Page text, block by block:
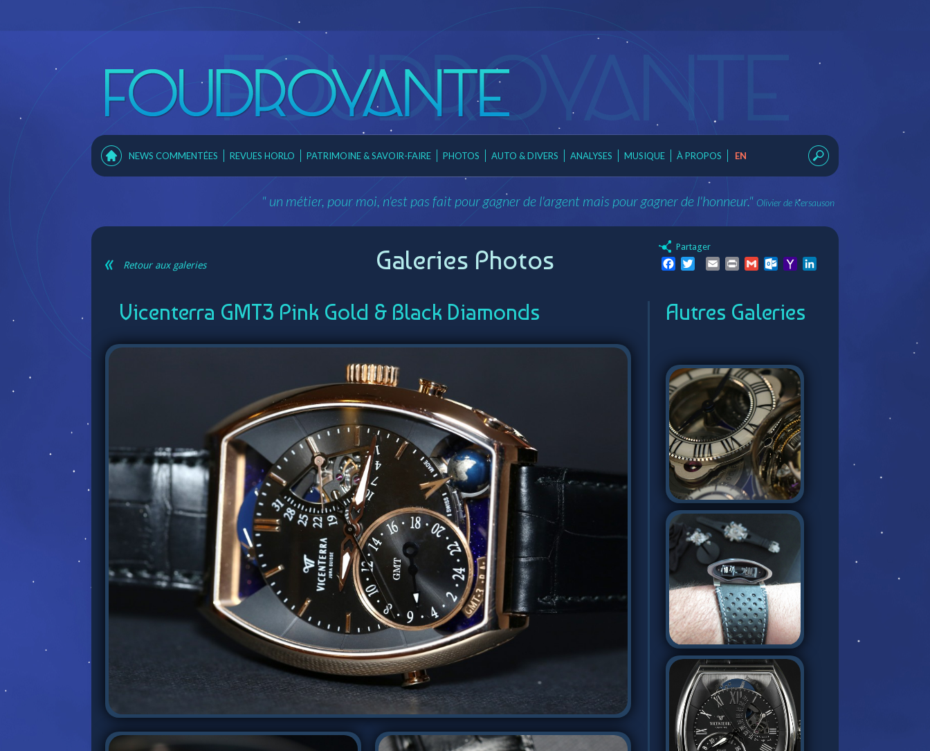
NEWS COMMENTÉES REVUES HORLO PATRIMOINE & SAVOIR-FAIRE PHOTOS AUTO & DIVERS ANALYSES MUSIQUE À PROPOS EN
" un métier, pour moi, n'est pas fait pour gagner de l'argent mais pour gagner de l'honneur." Olivier de Kersauson
Retour aux galeries Galeries Photos Partager
FacebookTwitterEmailPrint GmailOutlook.com
Yahoo
Vicenterra GMT3 Pink Gold & Black Diamonds Autres Galeries